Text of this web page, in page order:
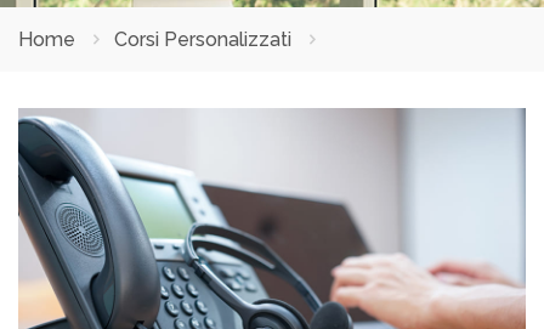
Home Corsi Personalizzati